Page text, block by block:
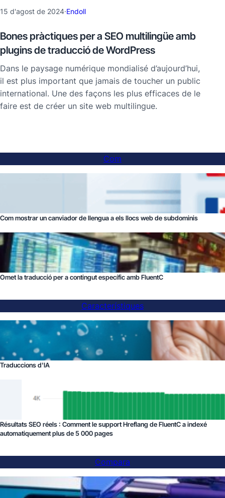
15 d'agost de 2024·Endoll
Bones pràctiques per a SEO multilingüe amb
plugins de traducció de WordPress
Dans le paysage numérique mondialisé d’aujourd’hui,
il est plus important que jamais de toucher un public
international. Une des façons les plus efficaces de le
faire est de créer un site web multilingue.
Com
Com mostrar un canviador de llengua a els llocs web de subdominis
Omet la traducció per a contingut específic amb FluentC
Característiques
Traduccions d'IA
Résultats SEO réels : Comment le support Hreflang de FluentC a indexé
automatiquement plus de 5 000 pages
Compara